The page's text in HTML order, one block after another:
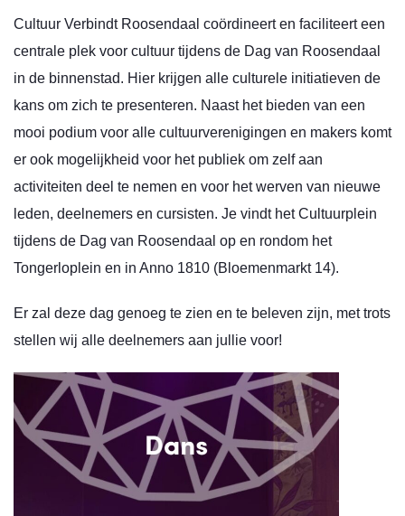
Cultuur Verbindt Roosendaal coördineert en faciliteert een
centrale plek voor cultuur tijdens de Dag van Roosendaal
in de binnenstad. Hier krijgen alle culturele initiatieven de
kans om zich te presenteren. Naast het bieden van een
mooi podium voor alle cultuurverenigingen en makers komt
er ook mogelijkheid voor het publiek om zelf aan
activiteiten deel te nemen en voor het werven van nieuwe
leden, deelnemers en cursisten. Je vindt het Cultuurplein
tijdens de Dag van Roosendaal op en rondom het
Tongerloplein en in Anno 1810 (Bloemenmarkt 14).
Er zal deze dag genoeg te zien en te beleven zijn, met trots
stellen wij alle deelnemers aan jullie voor!